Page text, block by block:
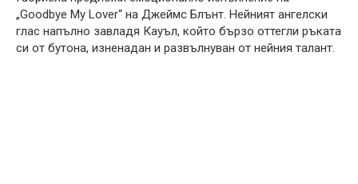
„Goodbye My Lover“ на Джеймс Блънт. Нейният ангелски
глас напълно завладя Кауъл, който бързо оттегли ръката
си от бутона, изненадан и развълнуван от нейния талант.